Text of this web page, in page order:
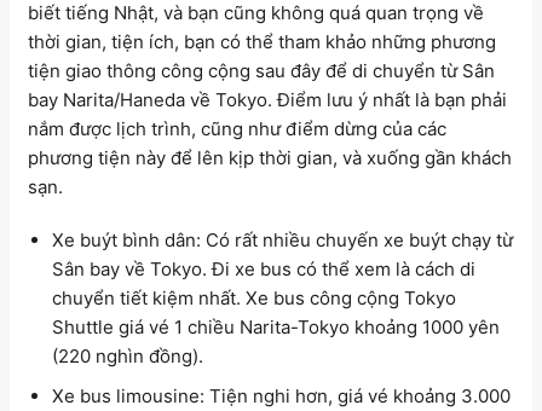
biết tiếng Nhật, và bạn cũng không quá quan trọng về
thời gian, tiện ích, bạn có thể tham khảo những phương
tiện giao thông công cộng sau đây để di chuyển từ Sân
bay Narita/Haneda về Tokyo. Điểm lưu ý nhất là bạn phải
nắm được lịch trình, cũng như điểm dừng của các
phương tiện này để lên kịp thời gian, và xuống gần khách
sạn.
Xe buýt bình dân: Có rất nhiều chuyến xe buýt chạy từ
Sân bay về Tokyo. Đi xe bus có thể xem là cách di
chuyển tiết kiệm nhất. Xe bus công cộng Tokyo
Shuttle giá vé 1 chiều Narita-Tokyo khoảng 1000 yên
(220 nghìn đồng).
Xe bus limousine: Tiện nghi hơn, giá vé khoảng 3.000